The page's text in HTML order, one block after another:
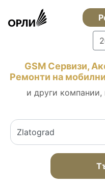
GSM Сервизи,
Ремонти на
и други компании,